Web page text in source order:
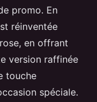
promo. En
réinventée
en offrant
version raffinée
touche
spéciale.